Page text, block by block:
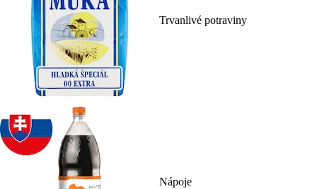
Trvanlivé potraviny
Nápoje